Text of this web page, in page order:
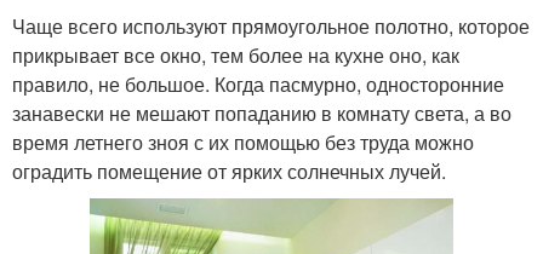
Чаще всего используют прямоугольное полотно, которое
прикрывает все окно, тем более на кухне оно, как
правило, не большое. Когда пасмурно, односторонние
занавески не мешают попаданию в комнату света, а во
время летнего зноя с их помощью без труда можно
оградить помещение от ярких солнечных лучей.